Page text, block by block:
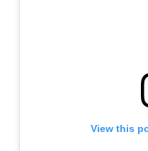
View this